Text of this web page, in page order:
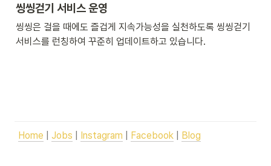
씽씽걷기 서비스 운영
씽씽은 걸을 때에도 즐겁게 지속가능성을 실천하도록 씽씽걷기
서비스를 런칭하여 꾸준히 업데이트하고 있습니다.
Home Jobs Instagram Facebook Blog